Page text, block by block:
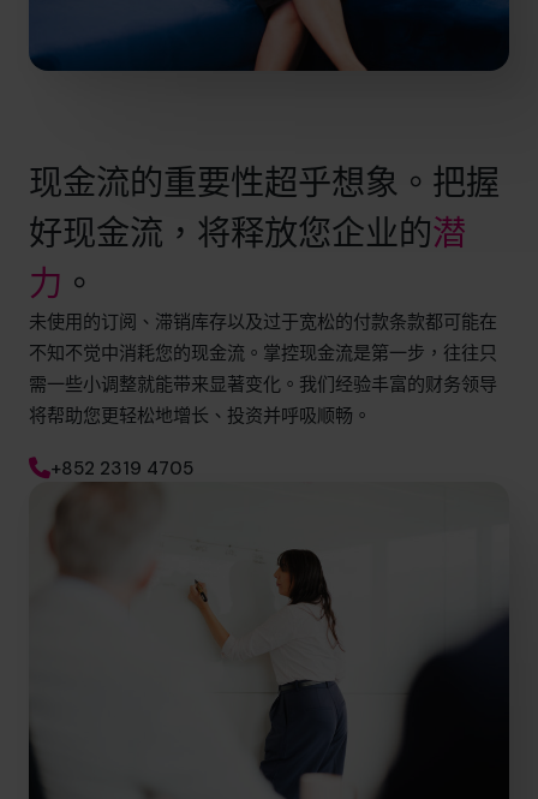
现金流的重要性超乎想象。把握
好现金流，将释放您企业的潜
力 。
未使用的订阅、滞销库存以及过于宽松的付款条款都可能在
不知不觉中消耗您的现金流。掌控现金流是第一步，往往只
需一些小调整就能带来显著变化。我们经验丰富的财务领导
将帮助您更轻松地增长、投资并呼吸顺畅。
+852 2319 4705